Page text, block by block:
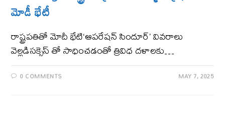
మోడీ భేటీ
రాష్ట్ర‌ప‌తితో మోదీ భేటి‘ఆపరేషన్ సిందూర్’ వివ‌రాలు
వెల్ల‌డిస‌క్సెస్ తో సాధించ‌డంతో త్రివిధ ద‌ళాల‌కు…
0 COMMENTS MAY 7, 2025